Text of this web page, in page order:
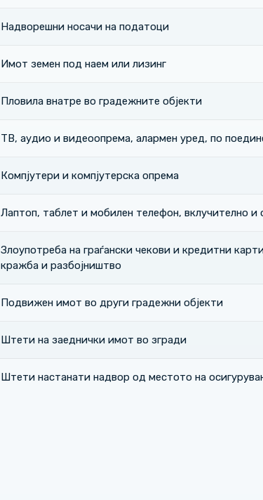
Надворешни носачи на податоци
Имот земен под наем или лизинг
Пловила внатре во градежните објекти
ТВ, аудио и видеоопрема, алармен уред, по
Компјутери и компјутерска опрема
Лаптоп, таблет и мобилен телефон, вклучително
Злоупотреба на граѓански чекови и кредитни
кражба и разбојништво
Подвижен имот во други градежни објекти
Штети на заеднички имот во згради
Штети настанати надвор од местото на